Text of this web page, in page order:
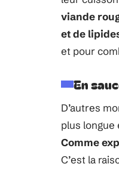
viande
et de
et pour
En
D’autres
plus longue
Comme
C’est la